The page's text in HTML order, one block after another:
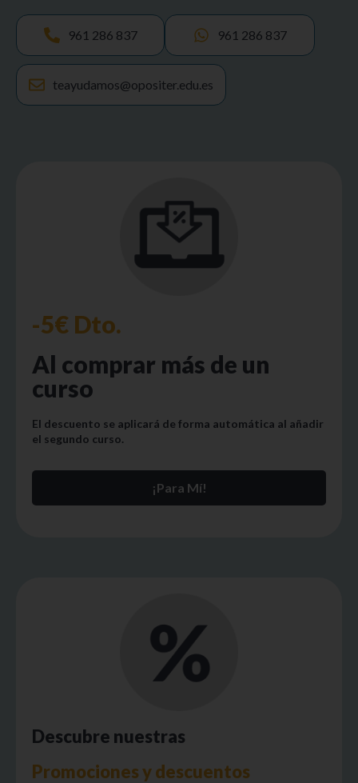
961 286 837 961 286 837
teayudamos@opositer.edu.es
-5€ Dto.
Al comprar más de un
curso
El descuento se aplicará de forma automática al añadir
el segundo curso.
¡Para Mí!
Descubre nuestras
Promociones y descuentos